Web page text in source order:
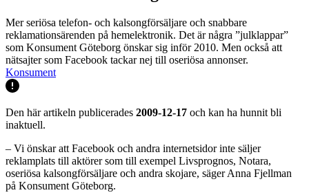
Mer seriösa telefon- och kalsongförsäljare och snabbare
reklamationsärenden på hemelektronik. Det är några ”julklappar”
som Konsument Göteborg önskar sig inför 2010. Men också att
nätsajter som Facebook tackar nej till oseriösa annonser.
Konsument
Den här artikeln publicerades 2009-12-17 och kan ha hunnit bli
inaktuell.
– Vi önskar att Facebook och andra internetsidor inte säljer
reklamplats till aktörer som till exempel Livsprognos, Notara,
oseriösa kalsongförsäljare och andra skojare, säger Anna Fjellman
på Konsument Göteborg.